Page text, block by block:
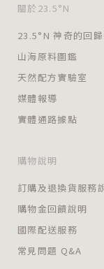
關於23.5°N
23.5°N 神奇的回
山海原料圖鑑
天然配方實驗室
媒體報導
實體通路據點
購物說明
訂購及退換貨服務
購物金回饋說明
國際配送服務
常見問題 Q&A